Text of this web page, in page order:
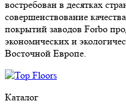
востребован в десятках
совершенствование
покрытий заводов Forbo
экономических и
Восточной Европе.
Каталог